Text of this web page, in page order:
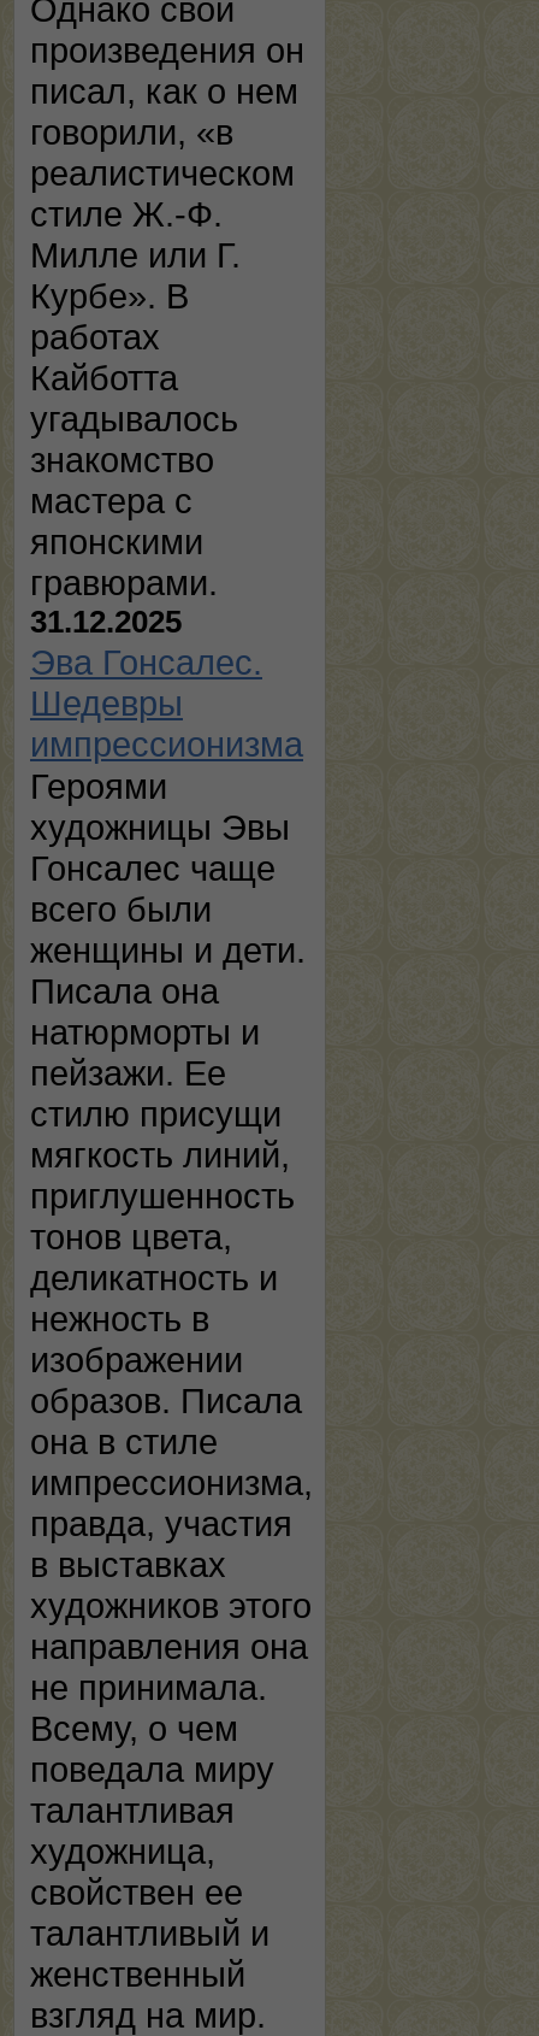
Однако свои
произведения он
писал, как о нем
говорили, «в
реалистическом
стиле Ж.-Ф.
Милле или Г.
Курбе». В
работах
Кайботта
угадывалось
знакомство
мастера с
японскими
гравюрами.
31.12.2025
Эва Гонсалес.
Шедевры
импрессионизма
Героями
художницы Эвы
Гонсалес чаще
всего были
женщины и дети.
Писала она
натюрморты и
пейзажи. Ее
стилю присущи
мягкость линий,
приглушенность
тонов цвета,
деликатность и
нежность в
изображении
образов. Писала
она в стиле
импрессионизма,
правда, участия
в выставках
художников этого
направления она
не принимала.
Всему, о чем
поведала миру
талантливая
художница,
свойствен ее
талантливый и
женственный
взгляд на мир.